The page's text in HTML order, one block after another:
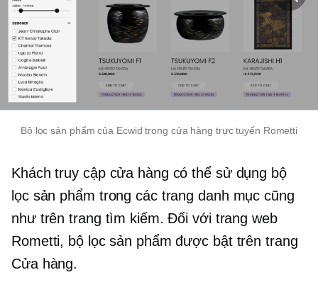
Bộ lọc sản phẩm của Ecwid trong cửa hàng trực tuyến Rometti
Khách truy cập cửa hàng có thể sử dụng bộ
lọc sản phẩm trong các trang danh mục cũng
như trên trang tìm kiếm. Đối với trang web
Rometti, bộ lọc sản phẩm được bật trên trang
Cửa hàng.